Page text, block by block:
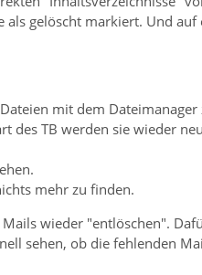
als gelöscht markiert. Und
mit dem Dateimanager
des TB werden sie wieder
mehr zu finden.
wieder "entlöschen".
sehen, ob die fehlenden